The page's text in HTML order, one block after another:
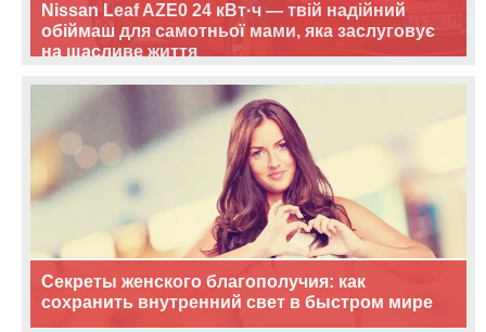
Nissan Leaf AZE0 24 кВт·ч — твій надійний
обіймаш для самотньої мами, яка заслуговує
на щасливе життя
Секреты женского благополучия: как
сохранить внутренний свет в быстром мире